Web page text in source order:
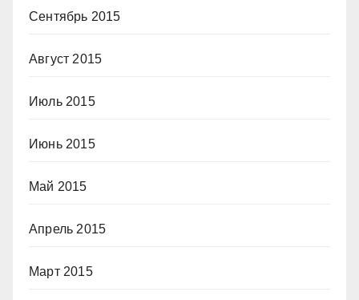
Сентябрь 2015
Август 2015
Июль 2015
Июнь 2015
Май 2015
Апрель 2015
Март 2015